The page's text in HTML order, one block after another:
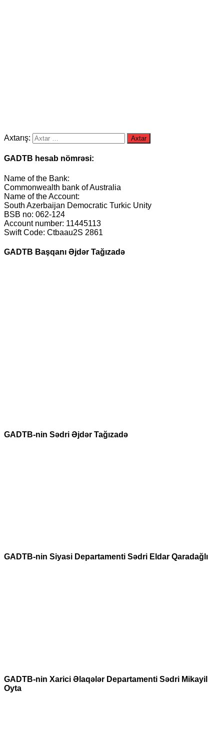
Axtarış:
GADTB hesab nömrəsi:
Name of the Bank:
Commonwealth bank of Australia
Name of the Account:
South Azerbaijan Democratic Turkic Unity
BSB no: 062-124
Account number: 11445113
Swift Code: Ctbaau2S 2861
GADTB Başqanı Əjdər Tağızadə
GADTB-nin Sədri Əjdər Tağızadə
GADTB-nin Siyasi Departamenti Sədri Eldar Qaradağlı
GADTB-nin Xarici Əlaqələr Departamenti Sədri Mikayil
Oyta